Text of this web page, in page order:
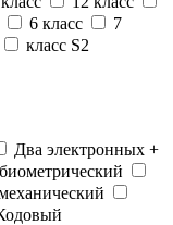
6 класс
7
класс S2
Два электронныx +